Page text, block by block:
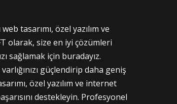
tasarımı, özel yazılım ve
olarak, size en iyi çözümleri
sağlamak için buradayız.
güçlendirip daha geniş
özel yazılım ve internet
destekleyin. Profesyonel